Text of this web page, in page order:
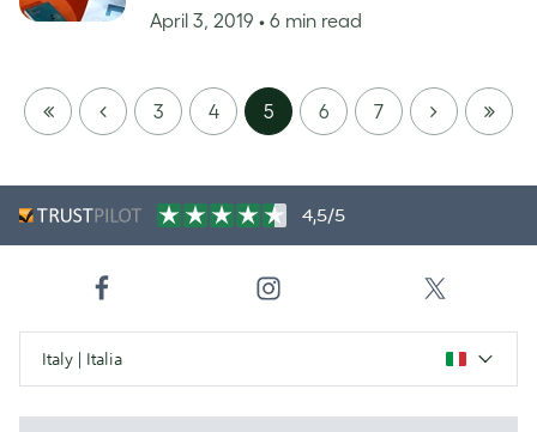
April 3, 2019 • 6 min read
FIRST
PAGE
PREVIOUS
3 4 5 6 7 NEXT
LAST
PAGE
4,5/5
Italy | Italia